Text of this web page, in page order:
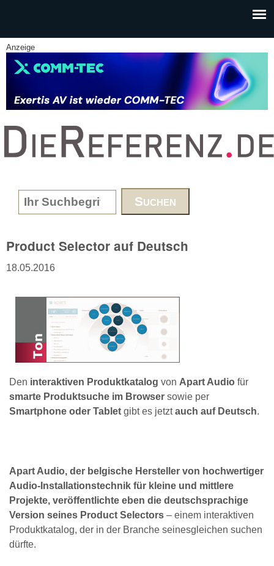
Anzeige
www.DieReferenz.de
Search form
Product Selector auf Deutsch
18.05.2016
Den interaktiven Produktkatalog von Apart Audio für
smarte Produktsuche im Browser sowie per
Smartphone oder Tablet gibt es jetztauch auf Deutsch.
Apart Audio, der belgische Hersteller von hochwertiger
Audio-Installationstechnik für kleine und mittlere
Projekte, veröffentlichte eben die deutschsprachige
Version seines Product Selectors – einem interaktiven
Produktkatalog, der in der Branche seinesgleichen suchen
dürfte.